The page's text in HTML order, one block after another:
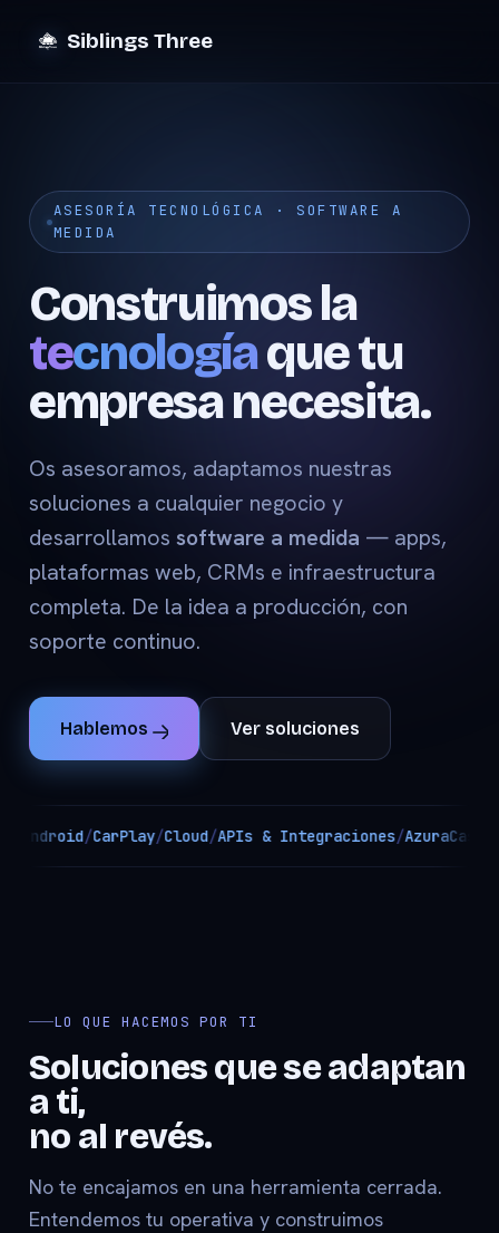
Siblings Three
ASESORÍA TECNOLÓGICA · SOFTWARE A
MEDIDA
Construimos la
tecnologíaque tu
empresa necesita.
Os asesoramos, adaptamos nuestras
soluciones a cualquier negocio y
desarrollamos software a medida — apps,
plataformas web, CRMs e infraestructura
completa. De la idea a producción, con
soporte continuo.
Hablemos Ver soluciones
/CarPlay/Cloud/APIs & Integraciones/AzuraCast/
LO QUE HACEMOS POR TI
Soluciones que se adaptan
a ti,
no al revés.
No te encajamos en una herramienta cerrada.
Entendemos tu operativa y construimos